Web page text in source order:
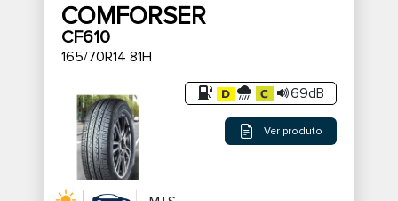
COMFORSER
CF610
165/70R14 81H
69dB
Ver produto